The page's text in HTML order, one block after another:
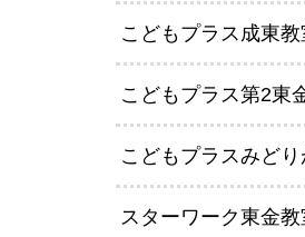
こどもプラス成東教
こどもプラス第2東
こどもプラスみど
スターワーク東金教